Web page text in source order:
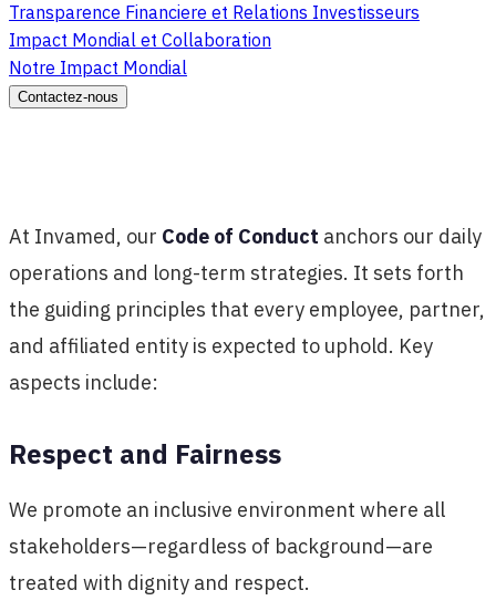
Transparence Financiere et Relations Investisseurs
Impact Mondial et Collaboration
Notre Impact Mondial
Contactez-nous
At Invamed, our Code of Conduct anchors our daily
operations and long-term strategies. It sets forth
the guiding principles that every employee, partner,
and affiliated entity is expected to uphold. Key
aspects include:
Respect and Fairness
We promote an inclusive environment where all
stakeholders—regardless of background—are
treated with dignity and respect.